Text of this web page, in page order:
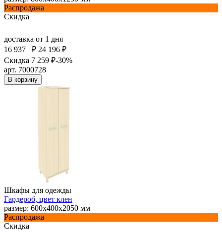
Распродажа
Скидка
доставка от 1 дня
16 937
₽ 24 196 ₽
Скидка 7 259 ₽-30%
арт. 7000728
В корзину
Шкафы для одежды
Гардероб, цвет клен
размер: 600х400х2050 мм
Распродажа
Скидка